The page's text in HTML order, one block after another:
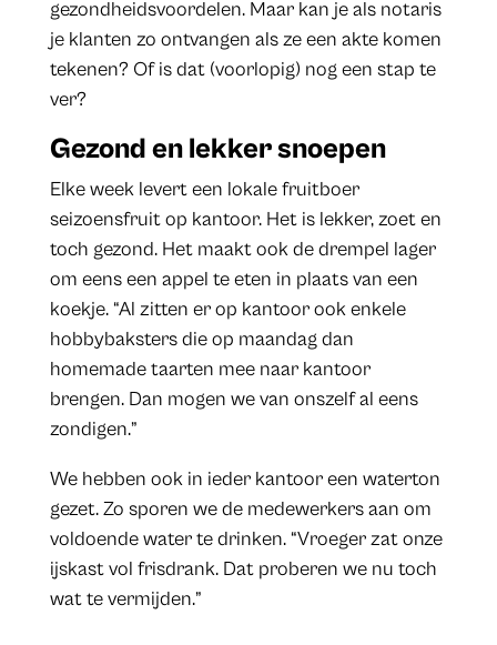
gezondheidsvoordelen. Maar kan je als notaris
je klanten zo ontvangen als ze een akte komen
tekenen? Of is dat (voorlopig) nog een stap te
ver?
Gezond en lekker snoepen
Elke week levert een lokale fruitboer
seizoensfruit op kantoor. Het is lekker, zoet en
toch gezond. Het maakt ook de drempel lager
om eens een appel te eten in plaats van een
koekje. “Al zitten er op kantoor ook enkele
hobbybaksters die op maandag dan
homemade taarten mee naar kantoor
brengen. Dan mogen we van onszelf al eens
zondigen.”
We hebben ook in ieder kantoor een waterton
gezet. Zo sporen we de medewerkers aan om
voldoende water te drinken. “Vroeger zat onze
ijskast vol frisdrank. Dat proberen we nu toch
wat te vermijden.”